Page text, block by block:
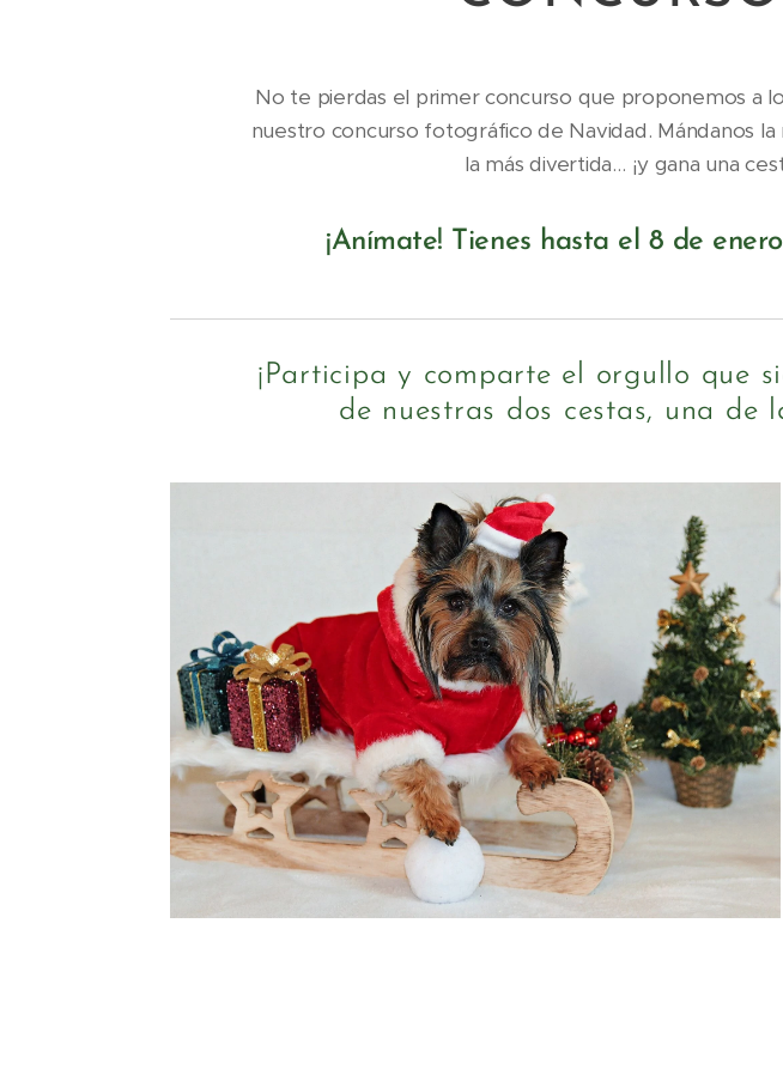
No te pierdas el primer concurso que proponemos a
nuestro concurso fotográfico de Navidad. Mándanos
la más divertida… ¡y gana una
¡Anímate! Tienes hasta el 8 de
¡Participa y comparte el orgullo que
de nuestras dos cestas, una